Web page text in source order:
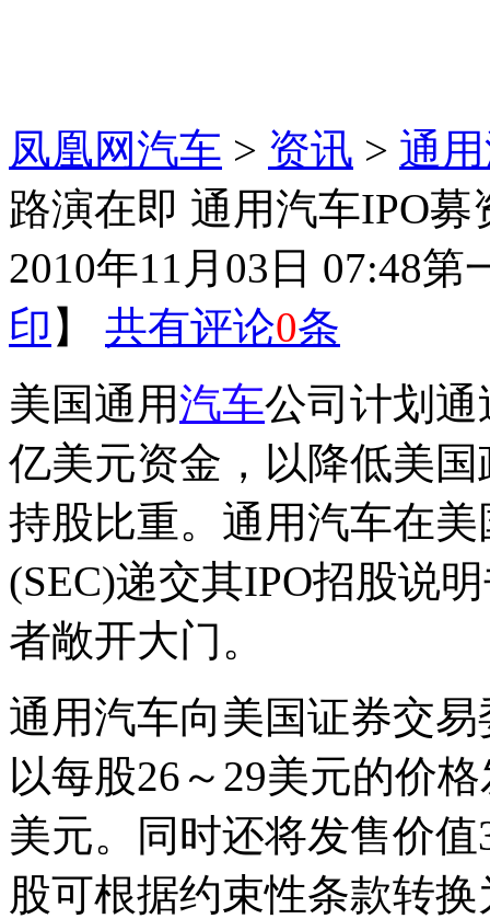
凤凰网汽车 > 资讯 > 通
路演在即 通用汽车IPO募
2010年11月03日 07:48第
印 】 共有评论0条
美国通用汽车公司计划通
亿美元资金，以降低美
持股比重。通用汽车在
(SEC)递交其IPO招股说
者敞开大门。
通用汽车向美国证券交
以每股26～29美元的价
美元。同时还将发售价
股可根据约束性条款转